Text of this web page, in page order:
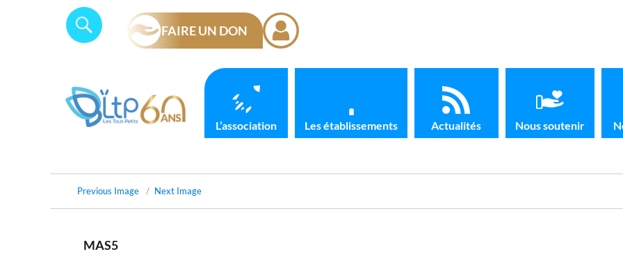
Search
SEARCH
FAIRE UN DON
L’association Les établissements Actualités Nous soutenir
Previous Image Next Image
MAS5
Panneau de gestion des cookies